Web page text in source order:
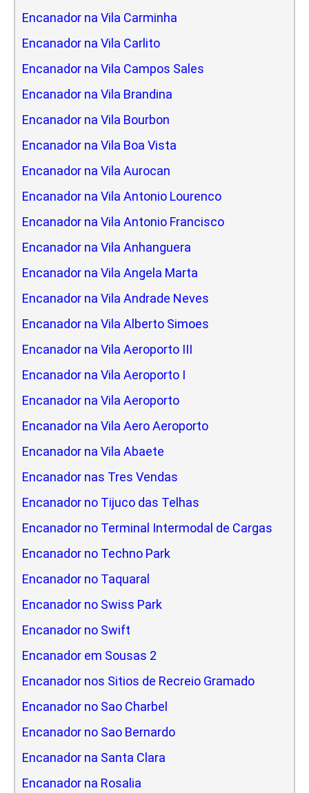
Encanador na Vila Carminha
Encanador na Vila Carlito
Encanador na Vila Campos Sales
Encanador na Vila Brandina
Encanador na Vila Bourbon
Encanador na Vila Boa Vista
Encanador na Vila Aurocan
Encanador na Vila Antonio Lourenco
Encanador na Vila Antonio Francisco
Encanador na Vila Anhanguera
Encanador na Vila Angela Marta
Encanador na Vila Andrade Neves
Encanador na Vila Alberto Simoes
Encanador na Vila Aeroporto III
Encanador na Vila Aeroporto I
Encanador na Vila Aeroporto
Encanador na Vila Aero Aeroporto
Encanador na Vila Abaete
Encanador nas Tres Vendas
Encanador no Tijuco das Telhas
Encanador no Terminal Intermodal de Cargas
Encanador no Techno Park
Encanador no Taquaral
Encanador no Swiss Park
Encanador no Swift
Encanador em Sousas 2
Encanador nos Sitios de Recreio Gramado
Encanador no Sao Charbel
Encanador no Sao Bernardo
Encanador na Santa Clara
Encanador na Rosalia